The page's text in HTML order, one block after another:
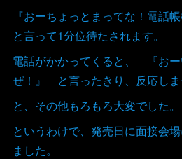
『おーちょっとまってな！電
と言って1分位待たされます。
電話がかかってくると、 『おー
ぜ！』 と言ったきり、反応しま
と、その他もろもろ大変でした。
というわけで、発売日に面接会
ました。